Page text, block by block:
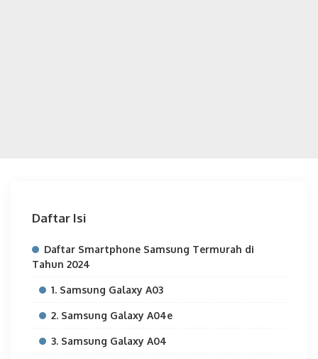
Daftar Isi
Daftar Smartphone Samsung Termurah di
Tahun 2024
1. Samsung Galaxy A03
2. Samsung Galaxy A04e
3. Samsung Galaxy A04